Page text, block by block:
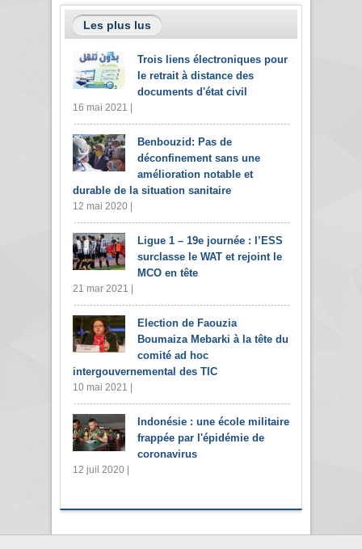
Les plus lus
Trois liens électroniques pour
le retrait à distance des
documents d'état civil
16 mai 2021 |
Benbouzid: Pas de
déconfinement sans une
amélioration notable et
durable de la situation sanitaire
12 mai 2020 |
Ligue 1 – 19e journée : l’ESS
surclasse le WAT et rejoint le
MCO en tête
21 mar 2021 |
Election de Faouzia
Boumaiza Mebarki à la tête du
comité ad hoc
intergouvernemental des TIC
10 mai 2021 |
Indonésie : une école militaire
frappée par l'épidémie de
coronavirus
12 juil 2020 |